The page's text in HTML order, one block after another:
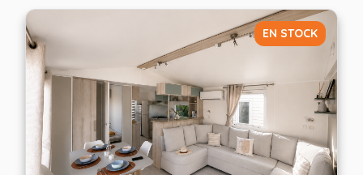
Largeur
— Choisir —
Nombre de chambres
— Choisir —
EN STOCK